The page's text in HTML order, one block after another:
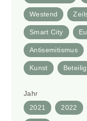
Westend
Smart City
Antisemitismus
Kunst
Jahr
2021
2022